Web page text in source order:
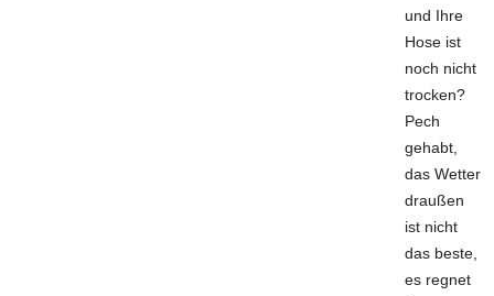
und Ihre
Hose ist
noch nicht
trocken?
Pech
gehabt,
das Wetter
draußen
ist nicht
das beste,
es regnet